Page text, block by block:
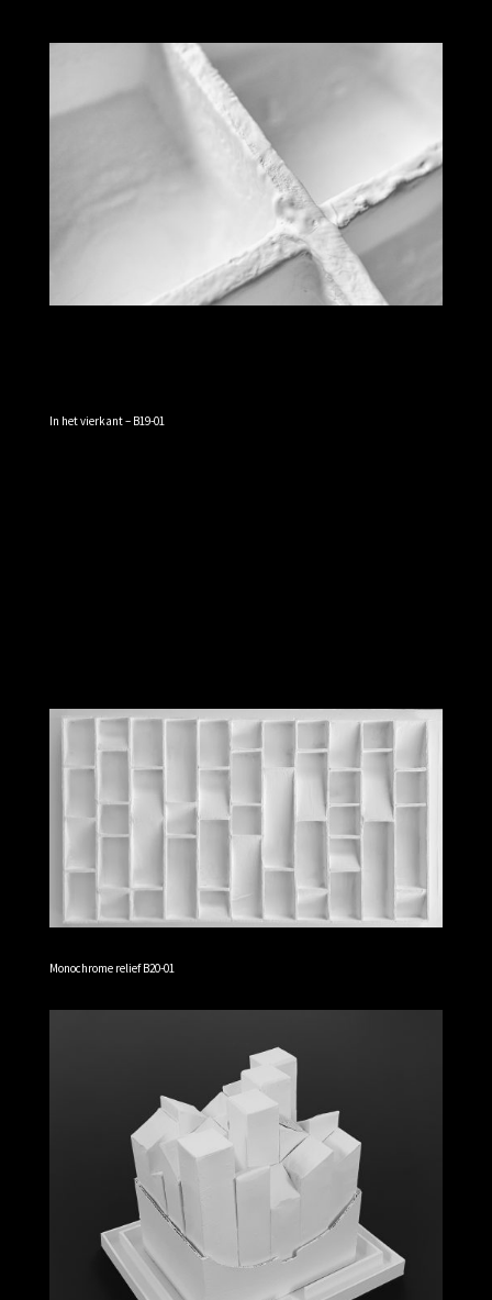
In het vierkant – B19-01
Monochrome relief B20-01